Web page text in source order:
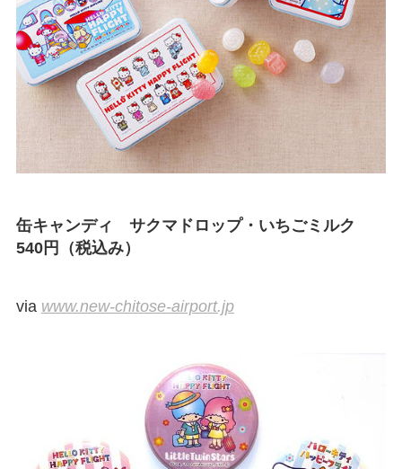
缶キャンディ サクマドロップ・いちごミルク
540円（税込み）
via www.new-chitose-airport.jp